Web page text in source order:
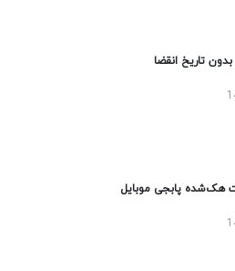
تاریخ انقضا
هک‌شده پابجی موبایل